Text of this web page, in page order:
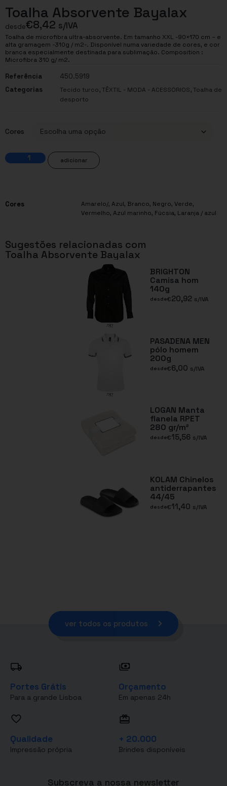
Toalha Absorvente Bayalax
desde€8,42 s/IVA
Toalha de microfibra ultra-absorvente. Em tamanho XXL -90×170 cm – e
alta gramagem -310g / m2-. Disponível numa variedade de cores, e cor
branca especialmente destinada para sublimação. Composition :
Microfibra 310 g/ m2.
Referência
450.5919
Categorias
Tecido turco,TÊXTIL - MODA - ACESSÓRIOS,Toalha de
desporto
Cores
adicionar
Cores Amarelo/, Azul, Branco, Negro, Verde,
Vermelho, Azul marinho, Fúcsia, Laranja / azul
Sugestões relacionadas com
Toalha Absorvente Bayalax
BRIGHTON
Camisa hom
140g
desde€20,92 s/IVA
PASADENA MEN
pólo homem
200g
desde€6,00 s/IVA
LOGAN Manta
flanela RPET
280 gr/m²
desde€15,56 s/IVA
KOLAM Chinelos
antiderrapantes
44/45
desde€11,40 s/IVA
ver todos os produtos
Portes Grátis
Para a grande Lisboa
Orçamento
Em apenas 24h
Qualidade
Impressão própria
+ 20.000
Brindes disponíveis
Subscreva a nossa newsletter